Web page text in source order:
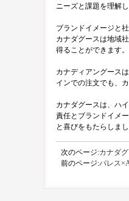
ニーズと課題を理解
ブランドイメージと
カナダグースは地域
得ることができます。
カナディアングース
インでの注文でも、
カナダグースは、ハ
責任とブランドイメ
と喜びをもたらしま
次のページ:カナダ
前のページ:パレス